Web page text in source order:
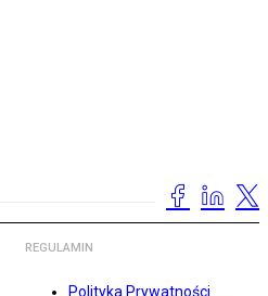
REGULAMIN
Polityka Prywatności